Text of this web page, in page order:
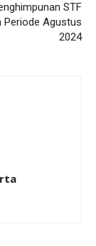
STF
Periode Agustus
2024